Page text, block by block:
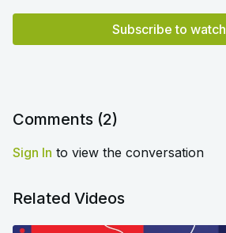
Subscribe to watch
Comments (2)
Sign In to view the conversation
Related Videos